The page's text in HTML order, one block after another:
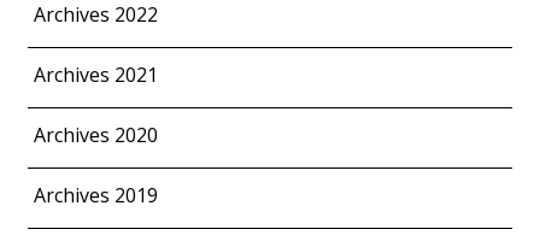
Archives 2022
Archives 2021
Archives 2020
Archives 2019